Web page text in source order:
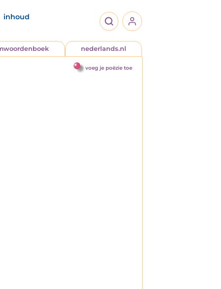
inhoud
nederlands.nl
voeg je poëzie toe